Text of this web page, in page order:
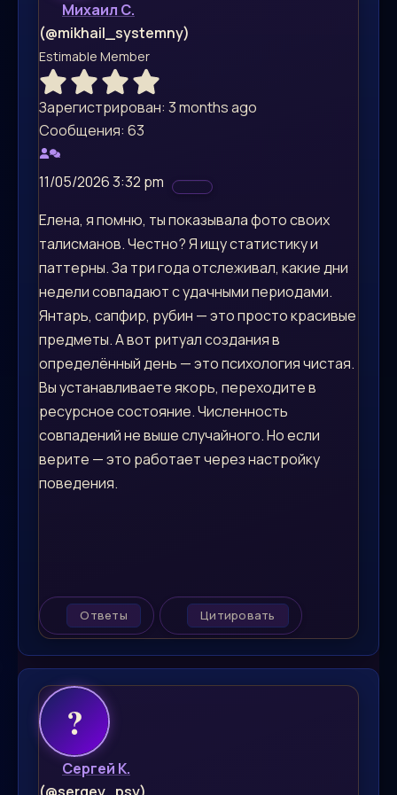
Михаил С.
(@mikhail_systemny)
Estimable Member
Зарегистрирован: 3 months ago
Сообщения: 63
11/05/2026 3:32 pm
Елена, я помню, ты показывала фото своих
талисманов. Честно? Я ищу статистику и
паттерны. За три года отслеживал, какие дни
недели совпадают с удачными периодами.
Янтарь, сапфир, рубин — это просто красивые
предметы. А вот ритуал создания в
определённый день — это психология чистая.
Вы устанавливаете якорь, переходите в
ресурсное состояние. Численность
совпадений не выше случайного. Но если
верите — это работает через настройку
поведения.
Ответы Цитировать
Сергей К.